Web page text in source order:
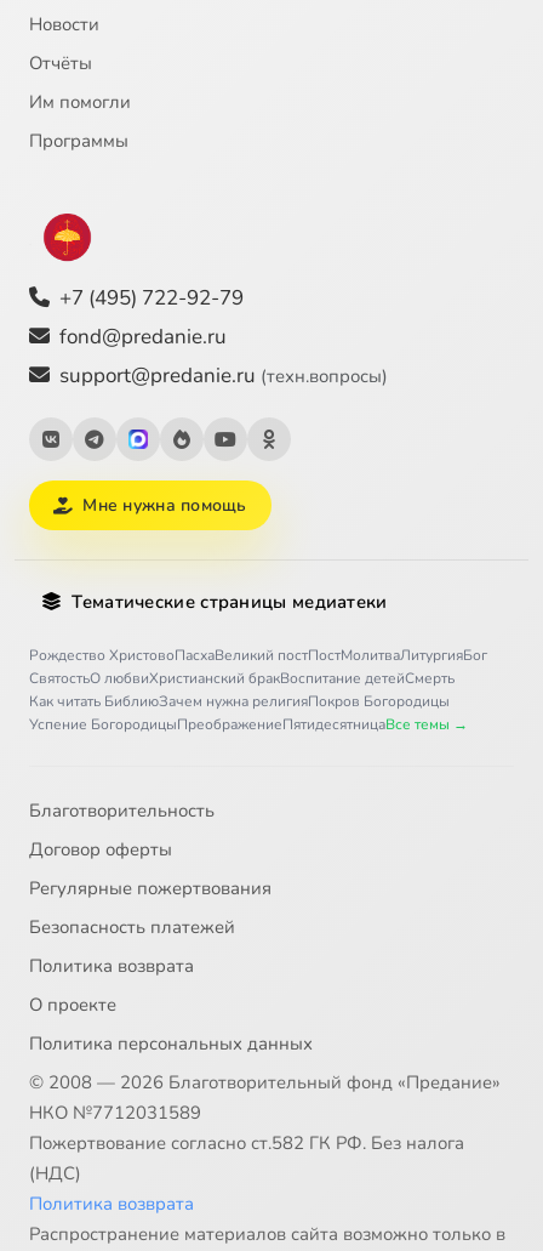
Новости
Отчёты
Им помогли
Программы
+7 (495) 722-92-79
fond@predanie.ru
support@predanie.ru (техн.вопросы)
Мне нужна помощь
Тематические страницы медиатеки
Рождество ХристовоПасхаВеликий постПостМолитваЛитургияБог
СвятостьО любвиХристианский бракВоспитание детейСмерть
Как читать БиблиюЗачем нужна религияПокров Богородицы
Успение БогородицыПреображениеПятидесятницаВсе темы →
Благотворительность
Договор оферты
Регулярные пожертвования
Безопасность платежей
Политика возврата
О проекте
Политика персональных данных
© 2008 — 2026 Благотворительный фонд «Предание»
НКО №7712031589
Пожертвование согласно ст.582 ГК РФ. Без налога
(НДС)
Политика возврата
Распространение материалов сайта возможно только в